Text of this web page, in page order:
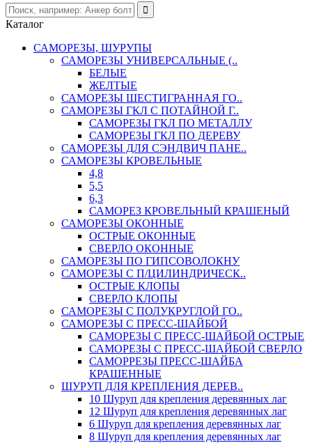
Каталог
САМОРЕЗЫ, ШУРУПЫ
САМОРЕЗЫ УНИВЕРСАЛЬНЫЕ (..
БЕЛЫЕ
ЖЕЛТЫЕ
САМОРЕЗЫ ШЕСТИГРАННАЯ ГО..
САМОРЕЗЫ ГКЛ С ПОТАЙНОЙ Г..
САМОРЕЗЫ ГКЛ ПО МЕТАЛЛУ
САМОРЕЗЫ ГКЛ ПО ДЕРЕВУ
САМОРЕЗЫ ДЛЯ СЭНДВИЧ ПАНЕ..
САМОРЕЗЫ КРОВЕЛЬНЫЕ
4,8
5,5
6,3
САМОРЕЗ КРОВЕЛЬНЫЙ КРАШЕНЫЙ
САМОРЕЗЫ ОКОННЫЕ
ОСТРЫЕ ОКОННЫЕ
СВЕРЛО ОКОННЫЕ
САМОРЕЗЫ ПО ГИПСОВОЛОКНУ
САМОРЕЗЫ С П/ЦИЛИНДРИЧЕСК..
ОСТРЫЕ КЛОПЫ
СВЕРЛО КЛОПЫ
САМОРЕЗЫ С ПОЛУКРУГЛОЙ ГО..
САМОРЕЗЫ С ПРЕСС-ШАЙБОЙ
САМОРЕЗЫ С ПРЕСС-ШАЙБОЙ ОСТРЫЕ
САМОРЕЗЫ С ПРЕСС-ШАЙБОЙ СВЕРЛО
САМОРРЕЗЫ ПРЕСС-ШАЙБА
КРАШЕННЫЕ
ШУРУП ДЛЯ КРЕПЛЕНИЯ ДЕРЕВ..
10 Шуруп для крепления деревянных лаг
12 Шуруп для крепления деревянных лаг
6 Шуруп для крепления деревянных лаг
8 Шуруп для крепления деревянных лаг